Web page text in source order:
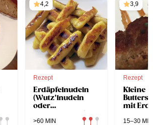
4,2
Rezept
Erdäpfelnudeln
(Wutz'lnudeln
oder
Schupfnudeln)
>60 MIN
3,9
Rezept
Kleine
mit
15–30 MIN